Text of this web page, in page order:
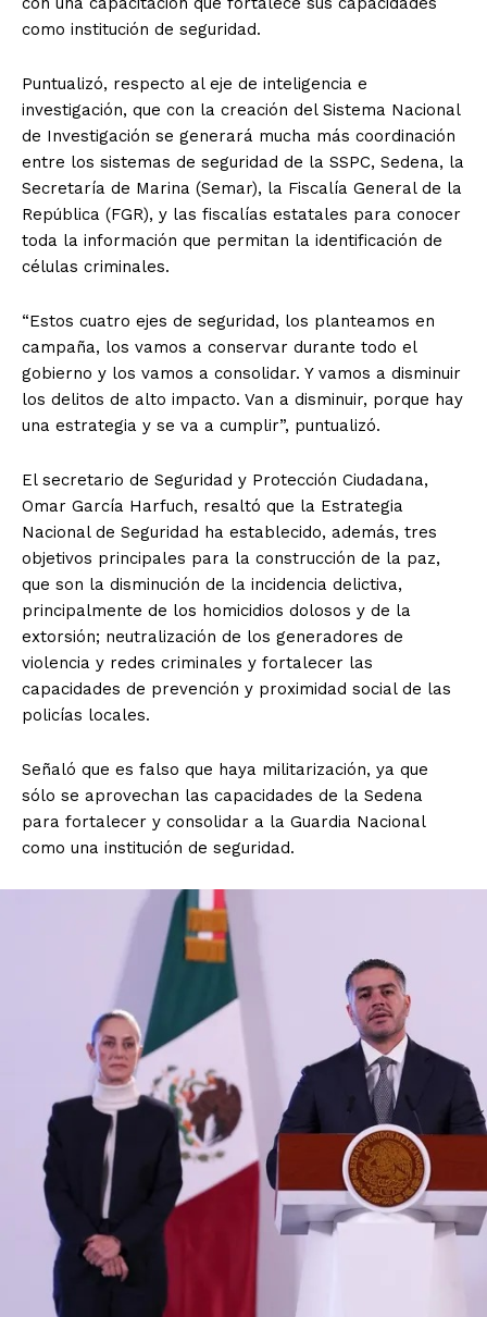
como institución de seguridad.
Puntualizó, respecto al eje de inteligencia e
investigación, que con la creación del Sistema Nacional
de Investigación se generará mucha más coordinación
entre los sistemas de seguridad de la SSPC, Sedena, la
Secretaría de Marina (Semar), la Fiscalía General de la
República (FGR), y las fiscalías estatales para conocer
toda la información que permitan la identificación de
células criminales.
“Estos cuatro ejes de seguridad, los planteamos en
campaña, los vamos a conservar durante todo el
gobierno y los vamos a consolidar. Y vamos a disminuir
los delitos de alto impacto. Van a disminuir, porque hay
una estrategia y se va a cumplir”, puntualizó.
El secretario de Seguridad y Protección Ciudadana,
Omar García Harfuch, resaltó que la Estrategia
Nacional de Seguridad ha establecido, además, tres
objetivos principales para la construcción de la paz,
que son la disminución de la incidencia delictiva,
principalmente de los homicidios dolosos y de la
extorsión; neutralización de los generadores de
violencia y redes criminales y fortalecer las
capacidades de prevención y proximidad social de las
policías locales.
Señaló que es falso que haya militarización, ya que
sólo se aprovechan las capacidades de la Sedena
para fortalecer y consolidar a la Guardia Nacional
como una institución de seguridad.